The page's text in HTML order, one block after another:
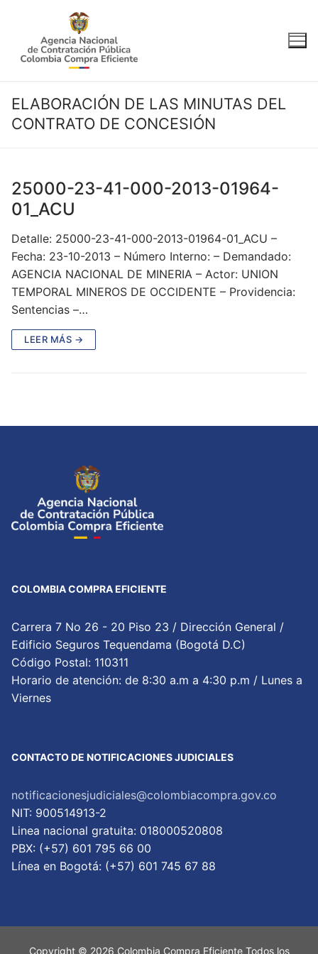
contenido
ELABORACIÓN DE LAS MINUTAS DEL
CONTRATO DE CONCESIÓN
25000-23-41-000-2013-01964-
01_ACU
Detalle: 25000-23-41-000-2013-01964-01_ACU –
Fecha: 23-10-2013 – Número Interno: – Demandado:
AGENCIA NACIONAL DE MINERIA – Actor: UNION
TEMPORAL MINEROS DE OCCIDENTE – Providencia:
Sentencias –…
LEER MÁS →
COLOMBIA COMPRA EFICIENTE
Carrera 7 No 26 - 20 Piso 23 / Dirección General /
Edificio Seguros Tequendama (Bogotá D.C)
Código Postal: 110311
Horario de atención: de 8:30 a.m a 4:30 p.m / Lunes a
Viernes
CONTACTO DE NOTIFICACIONES JUDICIALES
notificacionesjudiciales@colombiacompra.gov.co
NIT: 900514913-2
Linea nacional gratuita: 018000520808
PBX: (+57) 601 795 66 00
Lí­nea en Bogotá: (+57) 601 745 67 88
Copyright © 2026 Colombia Compra Eficiente Todos los